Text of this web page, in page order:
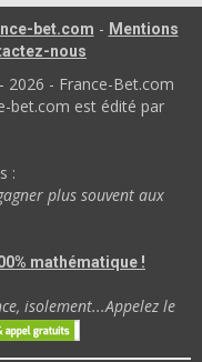
bet.com - Mentions
nous
2026 - France-Bet.com
bet.com est édité par
:
plus souvent aux
mathématique !
isolement...Appelez le